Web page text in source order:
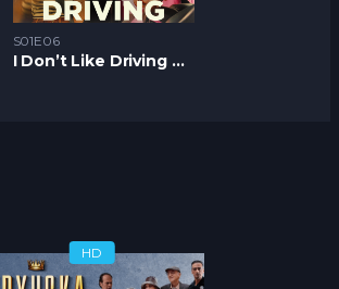
S01E06
I Don’t Like Driving S1 – Epizoda 06
HD